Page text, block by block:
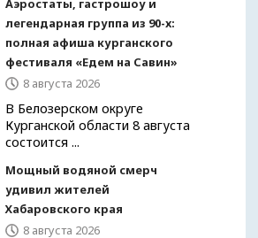
Аэростаты, гастрошоу и
легендарная группа из 90-х:
полная афиша курганского
фестиваля «Едем на Савин»
8 августа 2026
В Белозерском округе
Курганской области 8 августа
состоится ...
Мощный водяной смерч
удивил жителей
Хабаровского края
8 августа 2026